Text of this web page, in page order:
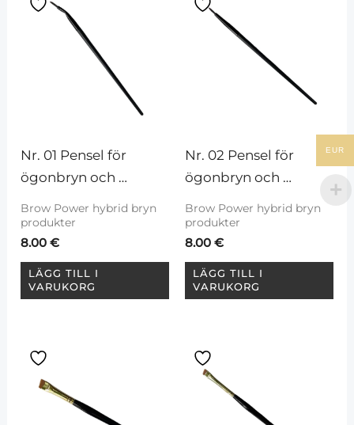
Nr. 01 Pensel för
ögonbryn och
och tunn)
Brow Power hybrid bryn
produkter
8.00€
LÄGG TILL I
VARUKORG
Nr. 02 Pensel för
ögonbryn och
Brow Power hybrid bryn
produkter
8.00 €
LÄGG TILL I
VARUKORG
EUR